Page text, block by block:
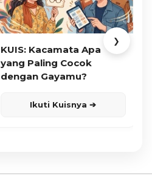
KUIS: Kacamata Apa
yang Paling Cocok
dengan Gayamu?
Ikuti Kuisnya ➔
❯